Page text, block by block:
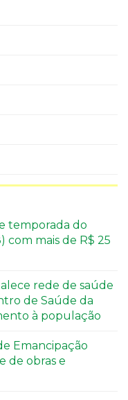
temporada do
mais de R$ 25
rede de saúde
de Saúde da
à população
Emancipação
de obras e